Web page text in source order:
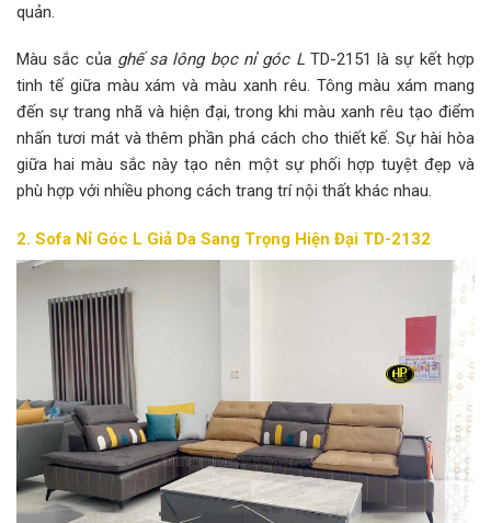
quản.
Màu sắc của ghế sa lông bọc nỉ góc LTD-2151 là sự kết hợp
tinh tế giữa màu xám và màu xanh rêu. Tông màu xám mang
đến sự trang nhã và hiện đại, trong khi màu xanh rêu tạo điểm
nhấn tươi mát và thêm phần phá cách cho thiết kế. Sự hài hòa
giữa hai màu sắc này tạo nên một sự phối hợp tuyệt đẹp và
phù hợp với nhiều phong cách trang trí nội thất khác nhau.
2. Sofa Nỉ Góc L Giả Da Sang Trọng Hiện Đại TD-2132